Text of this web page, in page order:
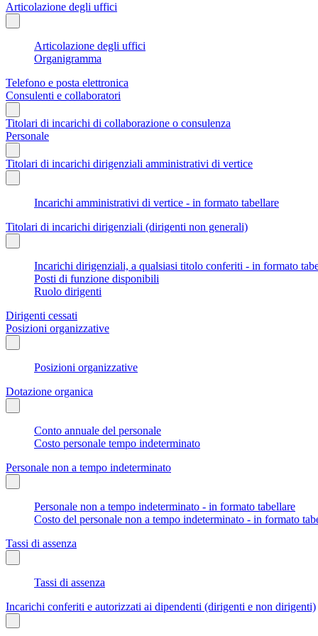
Articolazione degli uffici
Articolazione degli uffici
Organigramma
Telefono e posta elettronica
Consulenti e collaboratori
Titolari di incarichi di collaborazione o consulenza
Personale
Titolari di incarichi dirigenziali amministrativi di vertice
Incarichi amministrativi di vertice - in formato tabellare
Titolari di incarichi dirigenziali (dirigenti non generali)
Incarichi dirigenziali, a qualsiasi titolo conferiti - in formato
Posti di funzione disponibili
Ruolo dirigenti
Dirigenti cessati
Posizioni organizzative
Posizioni organizzative
Dotazione organica
Conto annuale del personale
Costo personale tempo indeterminato
Personale non a tempo indeterminato
Personale non a tempo indeterminato - in formato tabellare
Costo del personale non a tempo indeterminato - in formato
Tassi di assenza
Tassi di assenza
Incarichi conferiti e autorizzati ai dipendenti (dirigenti e non dirigenti)